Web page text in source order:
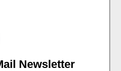
Newsletter